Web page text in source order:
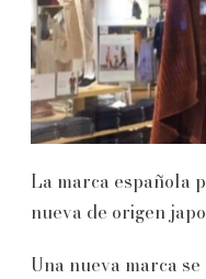
La marca española
nueva de origen
Una nueva marca